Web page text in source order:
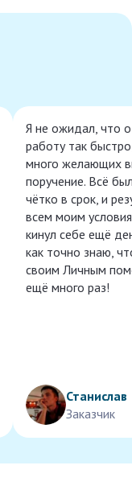
Я не ожидал, что
работу так
много желающих
поручение. Всё
чётко в срок, и
всем моим
кинул себе ещё
как точно знаю,
своим Личным
ещё много раз!
Станислав
Заказчик